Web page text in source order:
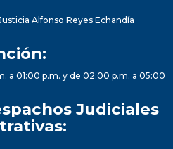
Alfonso Reyes Echandía
a 01:00 p.m. y de 02:00 p.m. a 05:00
Judiciales